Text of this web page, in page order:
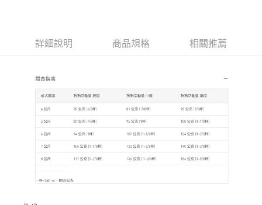
【宅配-貨到付款】1500免運
詳細說明 商品規格 相關推薦